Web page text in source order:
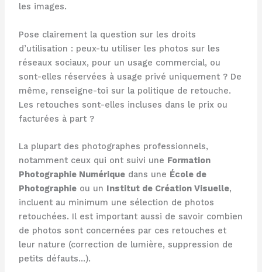
les images.
Pose clairement la question sur les droits
d’utilisation : peux-tu utiliser les photos sur les
réseaux sociaux, pour un usage commercial, ou
sont-elles réservées à usage privé uniquement ? De
même, renseigne-toi sur la politique de retouche.
Les retouches sont-elles incluses dans le prix ou
facturées à part ?
La plupart des photographes professionnels,
notamment ceux qui ont suivi une Formation
Photographie Numériquedans une École de
Photographieou un Institut de Création Visuelle,
incluent au minimum une sélection de photos
retouchées. Il est important aussi de savoir combien
de photos sont concernées par ces retouches et
leur nature (correction de lumière, suppression de
petits défauts…).